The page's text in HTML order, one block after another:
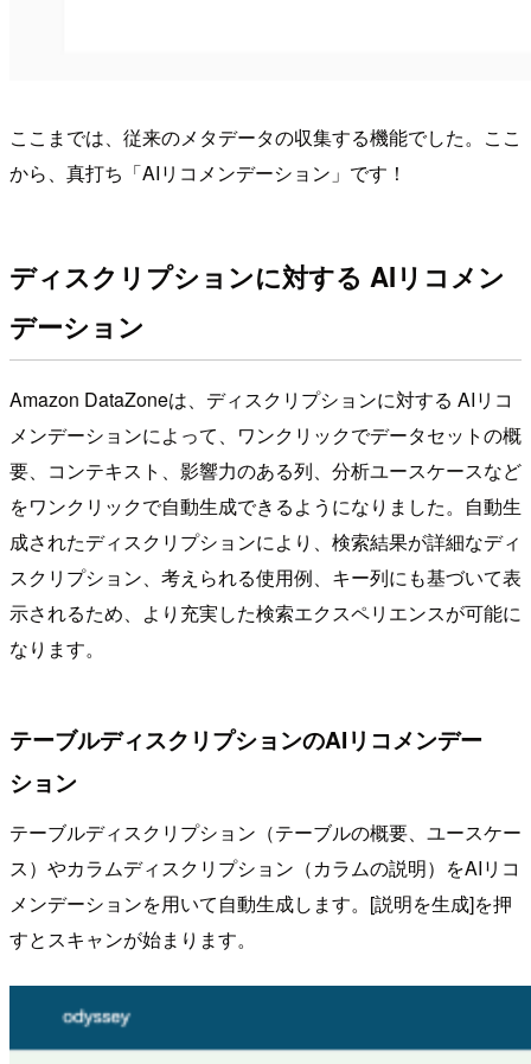
ここまでは、従来のメタデータの収集する機能でした。ここ
から、真打ち「AIリコメンデーション」です！
ディスクリプションに対する AIリコメン
デーション
Amazon DataZoneは、ディスクリプションに対する AIリコ
メンデーションによって、ワンクリックでデータセットの概
要、コンテキスト、影響力のある列、分析ユースケースなど
をワンクリックで自動生成できるようになりました。自動生
成されたディスクリプションにより、検索結果が詳細なディ
スクリプション、考えられる使用例、キー列にも基づいて表
示されるため、より充実した検索エクスペリエンスが可能に
なります。
テーブルディスクリプションのAIリコメンデー
ション
テーブルディスクリプション（テーブルの概要、ユースケー
ス）やカラムディスクリプション（カラムの説明）をAIリコ
メンデーションを用いて自動生成します。[説明を生成]を押
すとスキャンが始まります。